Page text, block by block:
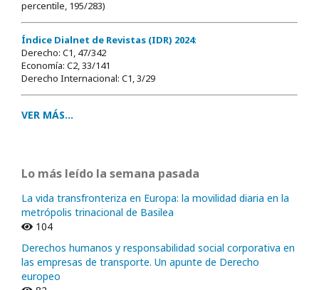
percentile, 195/283)
Índice Dialnet de Revistas (IDR) 2024:
Derecho: C1, 47/342
Economía: C2, 33/141
Derecho Internacional: C1, 3/29
VER MÁS...
Lo más leído la semana pasada
La vida transfronteriza en Europa: la movilidad diaria en la
metrópolis trinacional de Basilea
104
Derechos humanos y responsabilidad social corporativa en
las empresas de transporte. Un apunte de Derecho
europeo